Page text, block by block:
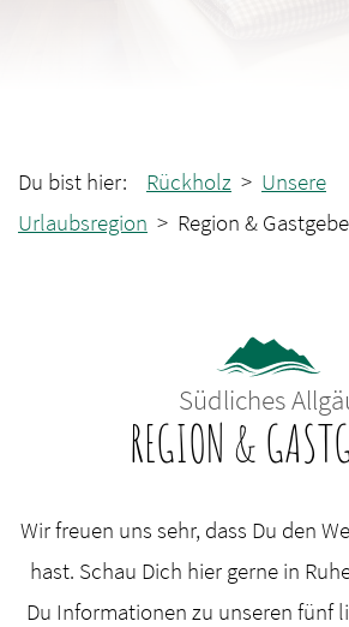
Du bist hier: Rückholz > Unsere
Urlaubsregion > Region &
Südliches
REGION &
Wir freuen uns sehr, dass Du den
hast. Schau Dich hier gerne in
Du Informationen zu unseren fünf